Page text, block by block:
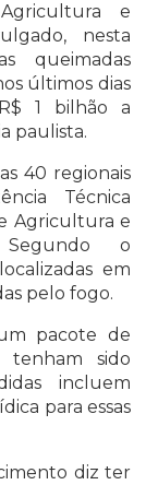
e
nesta
queimadas
últimos dias
1 bilhão a
paulista.
40 regionais
Técnica
Agricultura e
o
em
pelo fogo.
pacote de
tenham sido
incluem
para essas
diz ter